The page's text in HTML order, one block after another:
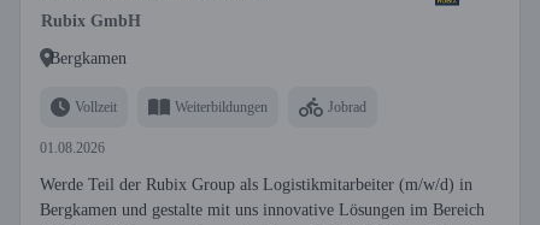
Rubix GmbH
Bergkamen
Vollzeit Weiterbildungen Jobrad
01.08.2026
Werde Teil der Rubix Group als Logistikmitarbeiter (m/w/d) in
Bergkamen und gestalte mit uns innovative Lösungen im Bereich